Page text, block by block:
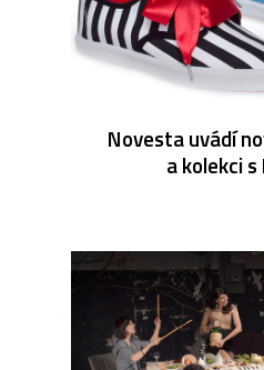
Novesta uvádí
a kolekci